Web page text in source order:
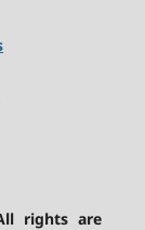
rights are